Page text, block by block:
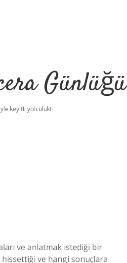
Günlüğü
keyifli yolculuk!
ve anlatmak istediği bir
ve hangi sonuçlara